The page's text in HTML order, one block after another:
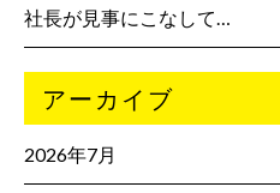
社長が見事にこなして…
アーカイブ
2026年7月